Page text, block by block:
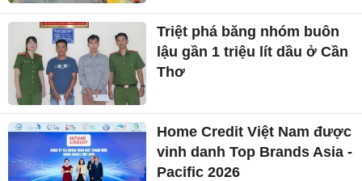
Triệt phá băng nhóm buôn
lậu gần 1 triệu lít dầu ở Cần
Thơ
Home Credit Việt Nam được
vinh danh Top Brands Asia -
Pacific 2026